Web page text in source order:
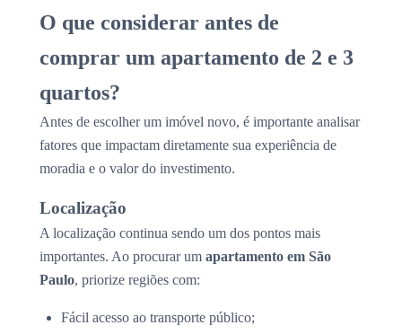
O que considerar antes de
comprar um apartamento de 2 e 3
quartos?
Antes de escolher um imóvel novo, é importante analisar
fatores que impactam diretamente sua experiência de
moradia e o valor do investimento.
Localização
A localização continua sendo um dos pontos mais
importantes. Ao procurar um apartamento em São
Paulo, priorize regiões com:
Fácil acesso ao transporte público;